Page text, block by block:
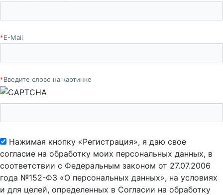
*E-Mail
*Введите слово на картинке
Нажимая кнопку «Регистрация», я даю свое
согласие на обработку моих персональных данных, в
соответствии с Федеральным законом от 27.07.2006
года №152-ФЗ «О персональных данных», на условиях
и для целей, определенных в Согласии на обработку